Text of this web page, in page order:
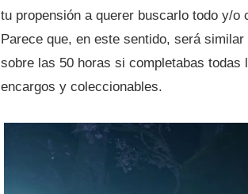
tu propensión a querer buscarlo todo y/o
Parece que, en este sentido, será
sobre las 50 horas si completabas
encargos y coleccionables.